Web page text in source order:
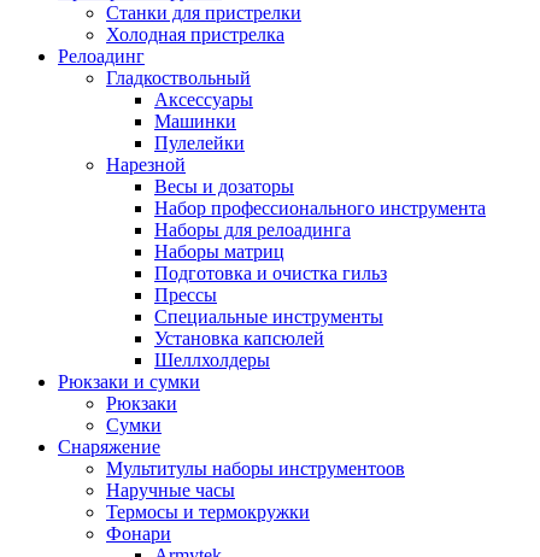
Станки для пристрелки
Холодная пристрелка
Релоадинг
Гладкоствольный
Аксессуары
Машинки
Пулелейки
Нарезной
Весы и дозаторы
Набор профессионального инструмента
Наборы для релоадинга
Наборы матриц
Подготовка и очистка гильз
Прессы
Специальные инструменты
Установка капсюлей
Шеллхолдеры
Рюкзаки и сумки
Рюкзаки
Сумки
Снаряжение
Мультитулы наборы инструментоов
Наручные часы
Термосы и термокружки
Фонари